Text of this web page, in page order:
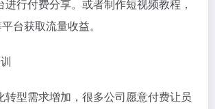
行付费分享。或者制作短视频教程，
台获取流量收益。
转型需求增加，很多公司愿意付费让员